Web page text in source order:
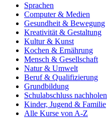
Sprachen
Computer & Medien
Gesundheit & Bewegung
Kreativität & Gestaltung
Kultur & Kunst
Kochen & Ernährung
Mensch & Gesellschaft
Natur & Umwelt
Beruf & Qualifizierung
Grundbildung
Schulabschluss nachholen
Kinder, Jugend & Familie
Alle Kurse von A-Z